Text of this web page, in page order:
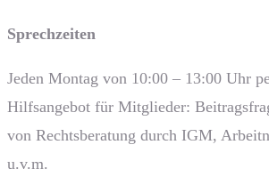
Sprech­zeiten
Jeden Montag von 10:00 – 13:00 Uhr
Hilfsangebot für Mitglieder:
von Rechtsberatung durch IGM,
u.v.m.